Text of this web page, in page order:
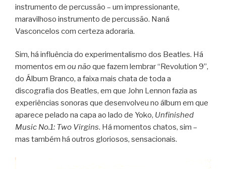
instrumento de percussão – um impressionante,
maravilhoso instrumento de percussão. Naná
Vasconcelos com certeza adoraria.
Sim, há influência do experimentalismo dos Beatles. Há
momentos em ou nãoque fazem lembrar “Revolution 9”,
do Álbum Branco, a faixa mais chata de toda a
discografia dos Beatles, em que John Lennon fazia as
experiências sonoras que desenvolveu no álbum em que
aparece pelado na capa ao lado de Yoko, Unfinished
Music No.1: Two Virgins. Há momentos chatos, sim –
mas também há outros gloriosos, sensacionais.